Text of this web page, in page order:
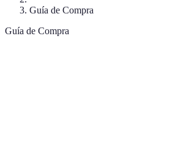
Guía de Compra
Guía de Compra